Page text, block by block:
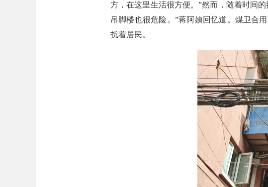
方，在这里生活很方便。”然而，随着时间
吊脚楼也很危险。”蒋阿姨回忆道。煤卫合
扰着居民。